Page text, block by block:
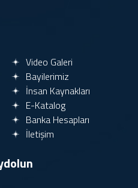
Video Galeri
Bayilerimiz
İnsan Kaynakları
E-Katalog
Banka Hesapları
İletişim